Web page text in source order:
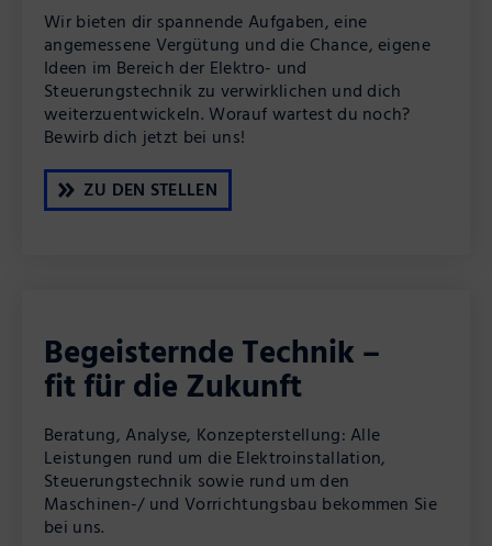
Wir bieten dir spannende Aufgaben, eine
angemessene Vergütung und die Chance, eigene
Ideen im Bereich der Elektro- und
Steuerungstechnik zu verwirklichen und dich
weiterzuentwickeln. Worauf wartest du noch?
Bewirb dich jetzt bei uns!
ZU DEN STELLEN
Begeisternde Technik –
fit für die Zukunft
Beratung, Analyse, Konzepterstellung: Alle
Leistungen rund um die Elektroinstallation,
Steuerungstechnik sowie rund um den
Maschinen-/ und Vorrichtungsbau bekommen Sie
bei uns.